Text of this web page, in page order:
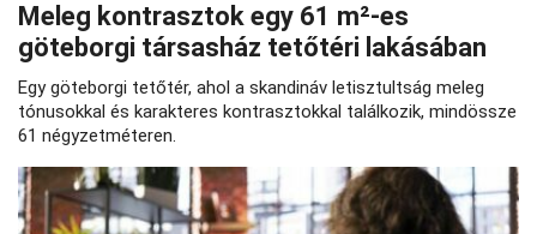
Meleg kontrasztok egy 61 m²-es
göteborgi társasház tetőtéri lakásában
Egy göteborgi tetőtér, ahol a skandináv letisztultság meleg
tónusokkal és karakteres kontrasztokkal találkozik, mindössze
61 négyzetméteren.